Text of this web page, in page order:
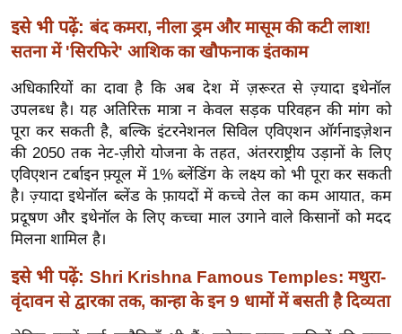
s
ला
इ
फ
स्टा
इ
ल
टे
क्नॉ
जी
ब्यू
टी
इसे भी पढ़ें: बंद कमरा, नीला ड्रम और मासूम की कटी लाश!
सतना में 'सिरफिरे' आशिक का खौफनाक इंतकाम
अधिकारियों का दावा है कि अब देश में ज़रूरत से ज़्यादा इथेनॉल
उपलब्ध है। यह अतिरिक्त मात्रा न केवल सड़क परिवहन की मांग को
पूरा कर सकती है, बल्कि इंटरनेशनल सिविल एविएशन ऑर्गनाइज़ेशन
की 2050 तक नेट-ज़ीरो योजना के तहत, अंतरराष्ट्रीय उड़ानों के लिए
एविएशन टर्बाइन फ़्यूल में 1% ब्लेंडिंग के लक्ष्य को भी पूरा कर सकती
है।ज़्यादा इथेनॉल ब्लेंड के फ़ायदों में कच्चे तेल का कम आयात, कम
प्रदूषण और इथेनॉल के लिए कच्चा माल उगाने वाले किसानों को मदद
मिलना शामिल है।
इसे भी पढ़ें: Shri Krishna Famous Temples: मथुरा-
वृंदावन से द्वारका तक, कान्हा के इन 9 धामों में बसती है दिव्यता